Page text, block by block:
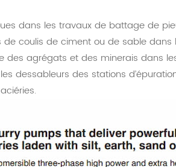
dans les travaux de battage de
de coulis de ciment ou de sable
des agrégats et des minerais dans
dessableurs des stations